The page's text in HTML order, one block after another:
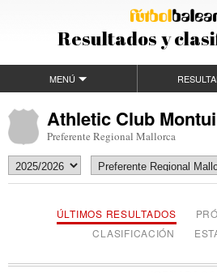
Resultados y
MENÚ
Athletic Club
Preferente Regional Mallorca
ÚLTIMOS RESULTADOS
CLASIFICACIÓN